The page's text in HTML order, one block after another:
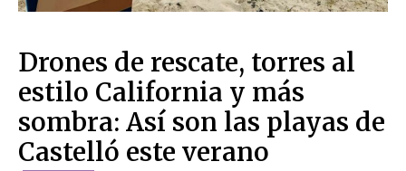
Drones de rescate, torres al
estilo California y más
sombra: Así son las playas de
Castelló este verano